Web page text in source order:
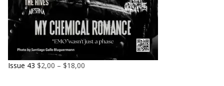
Issue 43 $2,00 – $18,00